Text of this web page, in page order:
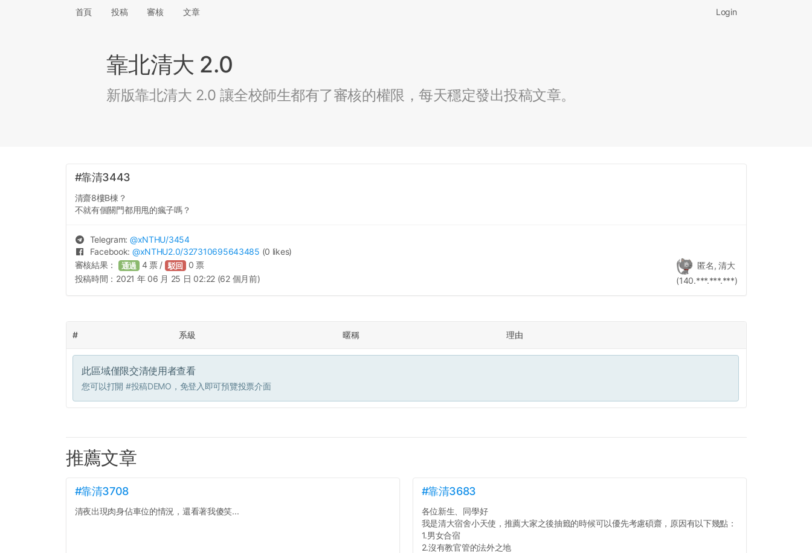
首頁 投稿 審核 文章 Login
靠北清大 2.0
新版靠北清大 2.0 讓全校師生都有了審核的權限，每天穩定發出投稿文章。
#靠清3443
清齋8樓B棟？
不就有個關門都用甩的瘋子嗎？
Telegram: @xNTHU/3454
Facebook: @xNTHU2.0/327310695643485 (0 likes)
匿名, 清大
(140.***.***.***)
審核結果： 通過 4票 / 駁回 0 票
投稿時間： 2021 年 06 月 25 日 02:22 (62 個月前)
# 系級 暱稱 理由
此區域僅限交清使用者查看
您可以打開 #投稿DEMO ，免登入即可預覽投票介面
推薦文章
#靠清3708
清夜出現肉身佔車位的情況，還看著我傻笑...
#靠清3683
各位新生、同學好
我是清大宿舍小天使，推薦大家之後抽籤的時候可以優先考慮碩齋，原因有以下幾點：
1.男女合宿
2.沒有教官管的法外之地